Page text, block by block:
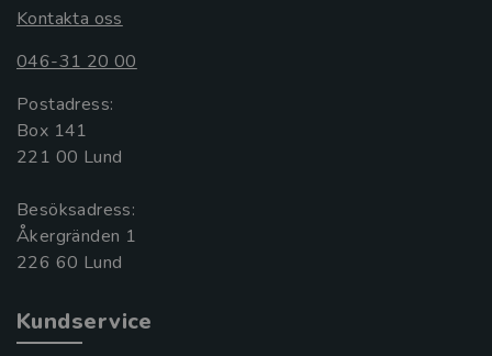
Kontakta oss
046-31 20 00
Postadress:
Box 141
221 00 Lund
Besöksadress:
Åkergränden 1
Kundservice